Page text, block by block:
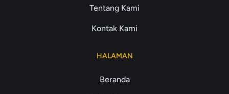
Tentang Kami
Kontak Kami
HALAMAN
Beranda